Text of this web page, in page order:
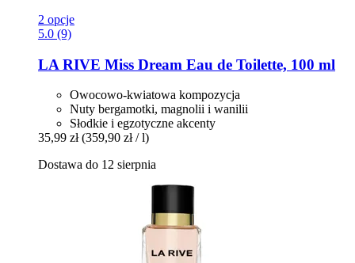
2 opcje
5.0 (9)
LA RIVE Miss Dream Eau de Toilette, 100 ml
Owocowo-kwiatowa kompozycja
Nuty bergamotki, magnolii i wanilii
Słodkie i egzotyczne akcenty
35,99 zł (359,90 zł / l)
Dostawa do 12 sierpnia